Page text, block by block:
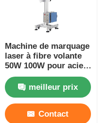
Machine de marquage
laser à fibre volante
50W 100W pour acier
inoxydable / appareils
médicauxmeilleur prix
Contact